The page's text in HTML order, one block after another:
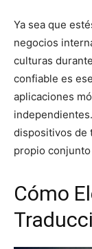
Ya sea que
negocios
culturas
confiable es
aplicaciones
dispositivos de
propio
Cómo